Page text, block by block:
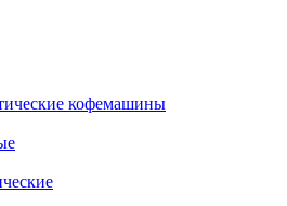
кофемашины